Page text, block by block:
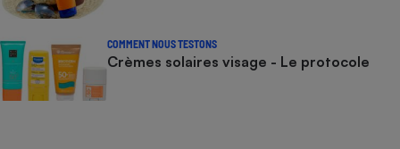
COMMENT NOUS TESTONS
Crèmes solaires visage - Le protocole